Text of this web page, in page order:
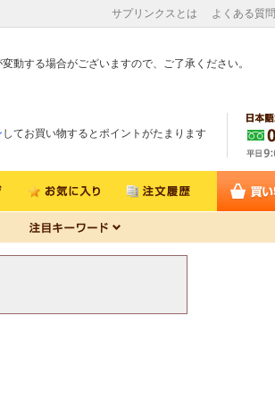
サプリンクスとは よくある質問
動する場合がございますので、ご了承ください。
してお買い物するとポイントがたまります